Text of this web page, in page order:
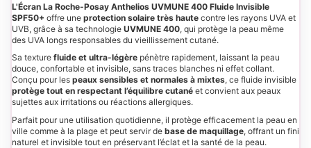
L'Écran La Roche-Posay Anthelios UVMUNE 400 Fluide Invisible
SPF50+ offre une protection solaire très haute contre les rayons UVA et
UVB, grâce à sa technologie UVMUNE 400, qui protège la peau même
des UVA longs responsables du vieillissement cutané.
Sa texture fluide et ultra-légère pénètre rapidement, laissant la peau
douce, confortable et invisible, sans traces blanches ni effet collant.
Conçu pour les peaux sensibles et normales à mixtes, ce fluide invisible
protège tout en respectant l’équilibre cutané et convient aux peaux
sujettes aux irritations ou réactions allergiques.
Parfait pour une utilisation quotidienne, il protège efficacement la peau en
ville comme à la plage et peut servir de base de maquillage, offrant un fini
naturel et invisible tout en préservant l’éclat et la santé de la peau.